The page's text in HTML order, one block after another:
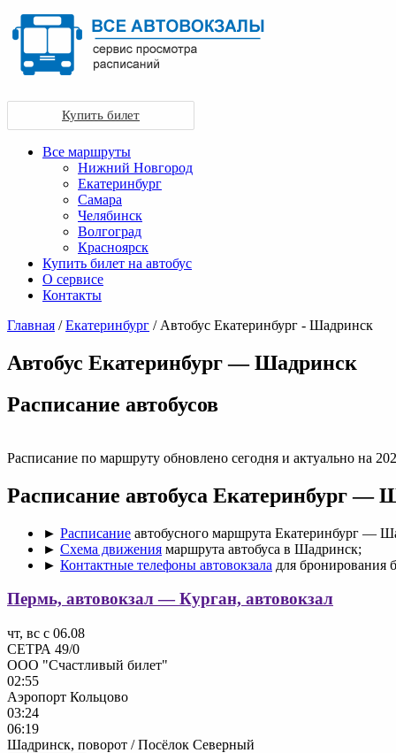
Купить билет
Все маршруты
Нижний Новгород
Екатеринбург
Самара
Челябинск
Волгоград
Красноярск
Купить билет на автобус
О сервисе
Контакты
Главная /Екатеринбург / Автобус Екатеринбург - Шадринск
Автобус Екатеринбург — Шадринск
Раcписание автобусов
Расписание по маршруту обновлено сегодня и актуально на
Расписание автобуса Екатеринбург —
► Расписание автобусного маршрута Екатеринбург —
► Схема движения маршрута автобуса в Шадринск;
► Контактные телефоны автовокзала для бронирования
Пермь, автовокзал — Курган, автовокзал
чт, вс с 06.08
СЕТРА 49/0
ООО "Счастливый билет"
02:55
Аэропорт Кольцово
03:24
06:19
Шадринск, поворот / Посёлок Северный